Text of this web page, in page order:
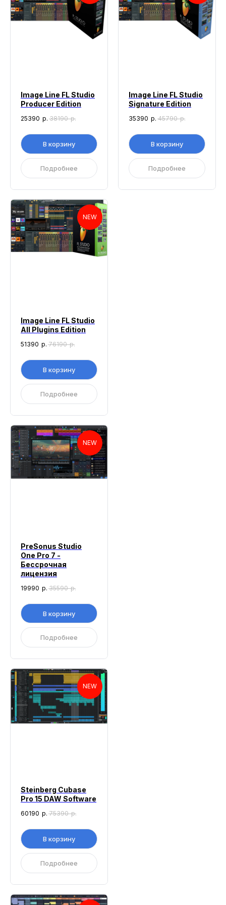
Image Line FL Studio
Producer Edition
25390 р. 38190 р.
В корзину
Подробнее
Image Line FL Studio
Signature Edition
35390 р. 45790 р.
В корзину
Подробнее
NEW
Image Line FL Studio
All Plugins Edition
51390 р. 76190 р.
В корзину
Подробнее
NEW
PreSonus Studio
One Pro 7 -
Бессрочная
лицензия
19990 р. 35590 р.
В корзину
Подробнее
NEW
Steinberg Cubase
Pro 15 DAW Software
60190 р. 75390 р.
В корзину
Подробнее